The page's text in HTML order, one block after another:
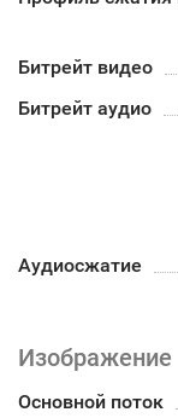
Битрейт видео
Битрейт аудио
Аудиосжатие
Изображение
Основной поток